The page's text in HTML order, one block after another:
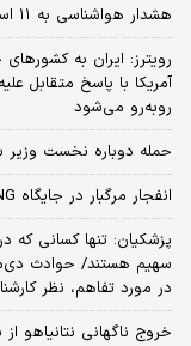
هشدار هواشناسی به ۱۱ استان؛ منتظر این پدیده هواشناسی باشید
رویترز: ایران به
آمریکا با پاسخ متقابل
روبه‌رو می‌شود
حمله دوباره نخست وزیر
انفجار مرگبار در جایگاه CNG شهرک صنعتی صحنه + جزئیات
پزشکیان: تنها کسانی که
سهیم هستند/ حوادث
در مورد تفاهم، نظر
خروج ناگهانی نتانیاهو